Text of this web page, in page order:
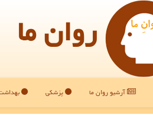
روان ما
آرشیو روان ما پزشکی